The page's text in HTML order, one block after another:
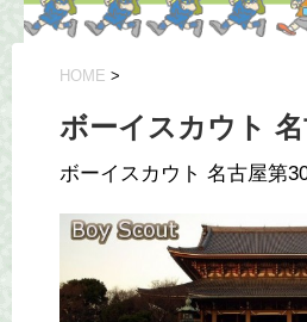
HOME >
ボーイスカウト 名
ボーイスカウト 名古屋第